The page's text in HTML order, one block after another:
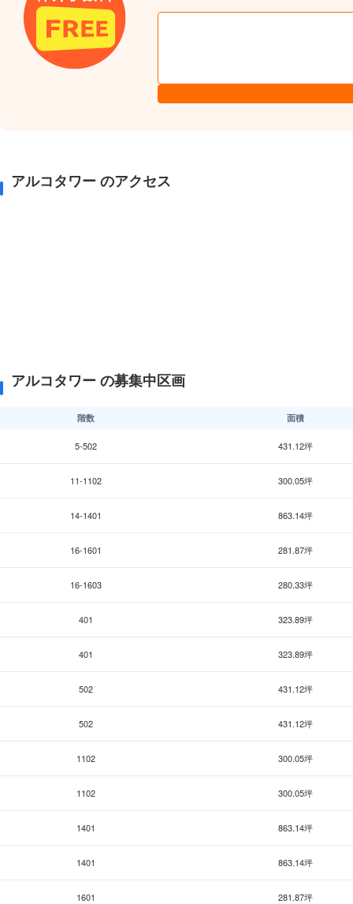
アルコタワー のアクセス
アルコタワー の募集中区画
階数 面積
5-502 431.12坪
11-1102 300.05坪
14-1401 863.14坪
16-1601 281.87坪
16-1603 280.33坪
401 323.89坪
401 323.89坪
502 431.12坪
502 431.12坪
1102 300.05坪
1102 300.05坪
1401 863.14坪
1401 863.14坪
1601 281.87坪